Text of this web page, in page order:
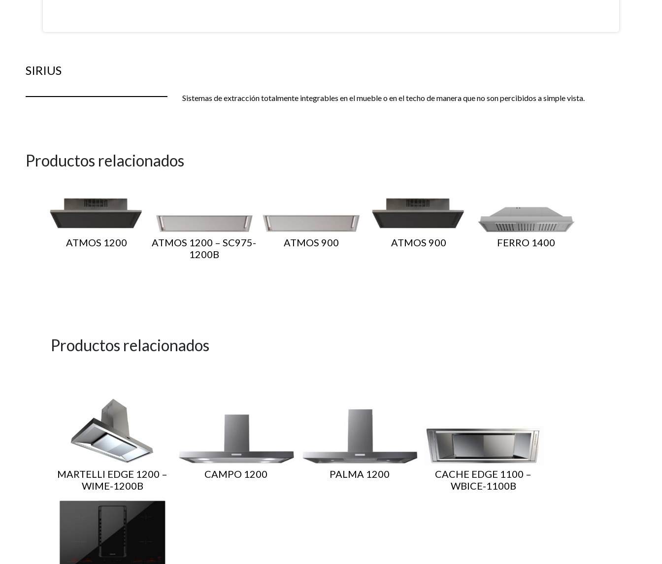
SIRIUS
Sistemas de extracción totalmente integrables en el mueble o en el techo de manera que no son percibidos a simple vista.
Productos relacionados
ATMOS 1200
ATMOS 1200 – SC975-
1200B
ATMOS 900 ATMOS 900 FERRO 1400
Productos relacionados
MARTELLI EDGE 1200 –
WIME-1200B
CAMPO 1200 PALMA 1200
CACHE EDGE 1100 –
WBICE-1100B